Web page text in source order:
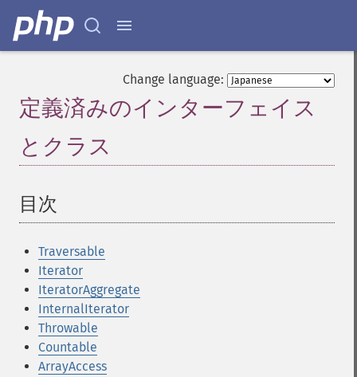
Change language:
定義済みのインターフェイス
とクラス
目次
Traversable
Iterator
IteratorAggregate
InternalIterator
Throwable
Countable
ArrayAccess